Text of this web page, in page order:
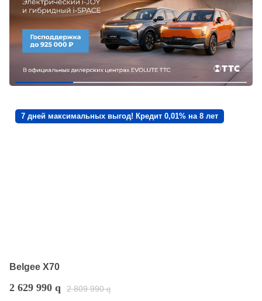
7 дней максимальных выгод! Кредит 0,01% на 8 лет
Belgee X70
2 629 990 q 2 809 990 q